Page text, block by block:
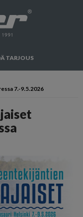
TARJOUS
7.-9.5.2026